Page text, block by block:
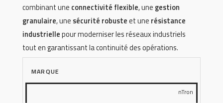
combinant une connectivité flexible, une gestion
granulaire, une sécurité robusteet une résistance
industriellepour moderniser les réseaux industriels
tout en garantissant la continuité des opérations.
MARQUE
nTron